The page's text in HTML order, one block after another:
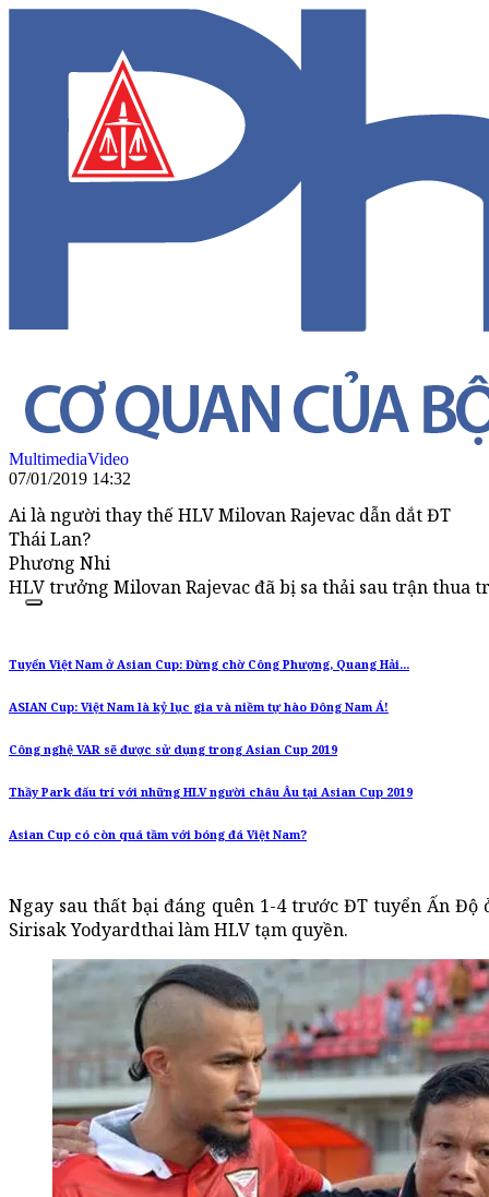
MultimediaVideo
07/01/2019 14:32
Ai là người thay thế HLV Milovan Rajevac dẫn dắt ĐT
Thái Lan?
Phương Nhi
HLV trưởng Milovan Rajevac đã bị sa thải sau trận
Tuyển Việt Nam ở Asian Cup: Đừng chờ Công Phượng, Quang Hải...
ASIAN Cup: Việt Nam là kỷ lục gia và niềm tự hào Đông Nam Á!
Công nghệ VAR sẽ được sử dụng trong Asian Cup 2019
Thầy Park đấu trí với những HLV người châu Âu tại Asian Cup 2019
Asian Cup có còn quá tầm với bóng đá Việt Nam?
Ngay sau thất bại đáng quên 1-4 trước ĐT tuyển Ấn
Sirisak Yodyardthai làm HLV tạm quyền.